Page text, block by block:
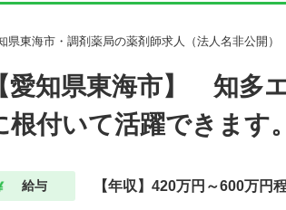
県東海市・調剤薬局の薬剤師求人（法人名非公開）
愛知県東海市】 知多
根付いて活躍できます。
給与 【年収】420万円～600万円